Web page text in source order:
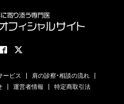
ービス
肩の診察・相談の流れ
運営者情報 特定商取引法